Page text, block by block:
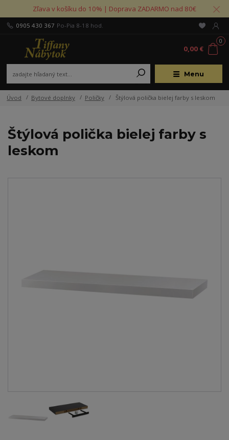
Zľava v košíku do 10% | Doprava ZADARMO nad 80€
Menu
0905 430 367 Po-Pia 8-18 hod.
0
0,00 €
Úvod Bytové doplnky Poličky Štýlová polička bielej farby s leskom
Štýlová polička bielej farby s
leskom